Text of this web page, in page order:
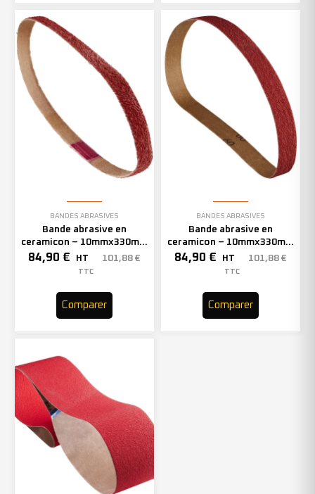
BANDES ABRASIVES
Bande abrasive en
ceramicon – 10mmx330mm
– Grain 60 – 333002 (x50)
84,90 € HT 101,88 €
TTC
Comparer
BANDES ABRASIVES
Bande abrasive en
ceramicon – 10mmx330mm
– Grain 80 – 333003 (x50)
84,90 € HT 101,88 €
TTC
Comparer